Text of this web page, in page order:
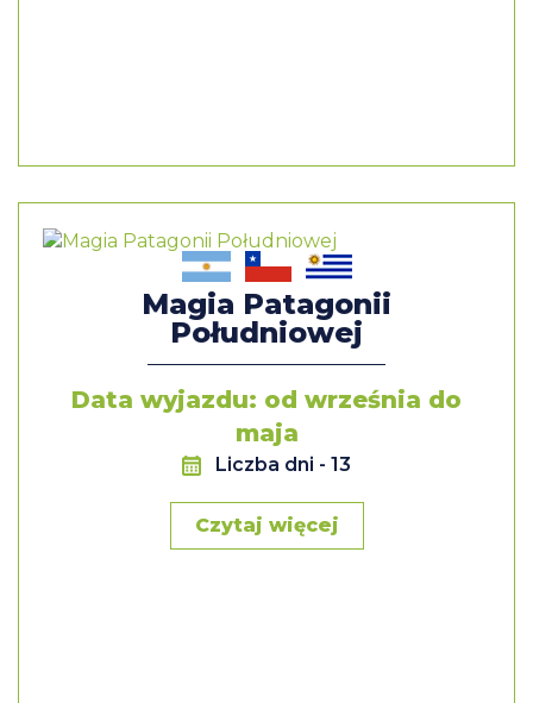
Magia Patagonii
Południowej
Data wyjazdu: od września do
maja
Liczba dni - 13
Czytaj więcej